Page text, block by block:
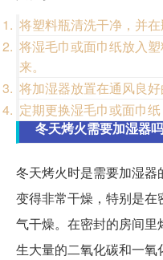
将塑料瓶清洗干净，并在
将湿毛巾或面巾纸放入
来。
将加湿器放置在通风良好
定期更换湿毛巾或面巾纸
冬天烤火需要加湿器
冬天烤火时是需要加湿
变得非常干燥，特别是
气干燥。在密封的房间
生大量的二氧化碳和一